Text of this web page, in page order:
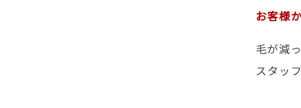
お客様
毛が減
スタッ